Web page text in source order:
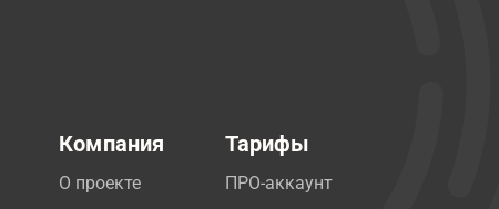
Компания
О проекте
Тарифы
ПРО-аккаунт